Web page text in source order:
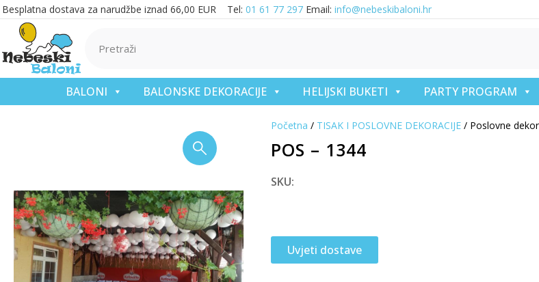
Besplatna dostava za narudžbe iznad 66,00 EUR Tel: 01 61 77 297 Email: info@nebeskibaloni.hr
BALONI BALONSKE DEKORACIJE HELIJSKI BUKETI PARTY PROGRAM
Početna / TISAK I POSLOVNE DEKORACIJE/ Poslovne
POS – 1344
SKU:
Uvjeti dostave